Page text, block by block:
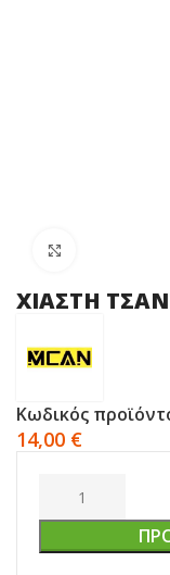
ΧΙΑΣΤΗ
Κωδικός
14,00 €